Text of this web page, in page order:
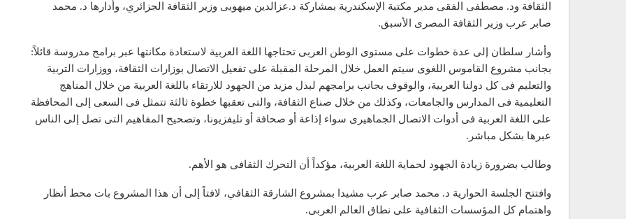
الثقافة ود. مصطفى الفقى مدير مكتبة الإسكندرية بمشاركة د.عزالدين ميهوبى وزير الثقافة الجزائري، وأدارها د. محمد
صابر عرب وزير الثقافة المصرى الأسبق.
وأشار سلطان إلى عدة خطوات على مستوى الوطن العربى تحتاجها اللغة العربية لاستعادة مكانتها عبر برامج مدروسة قائلاً:
بجانب مشروع القاموس اللغوى سيتم العمل خلال المرحلة المقبلة على تفعيل الاتصال بوزارات الثقافة، ووزارات التربية
والتعليم فى كل دولنا العربية، والوقوف بجانب برامجهم لبذل مزيد من الجهود للارتقاء باللغة العربية من خلال المناهج
التعليمية فى المدارس والجامعات، وكذلك من خلال صناع الثقافة، والتى تعقبها خطوة ثالثة تتمثل فى السعى إلى المحافظة
على اللغة العربية فى أدوات الاتصال الجماهيرى سواء إذاعة أو صحافة أو تليفزيونا، وتصحيح المفاهيم التى تصل إلى الناس
عبرها بشكل مباشر.
وطالب بضرورة زيادة الجهود لحماية اللغة العربية، مؤكداً أن التحرك الثقافى هو الأهم.
وافتتح الجلسة الحوارية د. محمد صابر عرب مشيدا بمشروع الشارقة الثقافي، لافتاً إلى أن هذا المشروع بات محط أنظار
واهتمام كل المؤسسات الثقافية على نطاق العالم العربى.